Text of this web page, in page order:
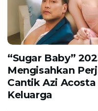
“Sugar Baby”
Mengisahkan
Cantik Azi
Keluarga